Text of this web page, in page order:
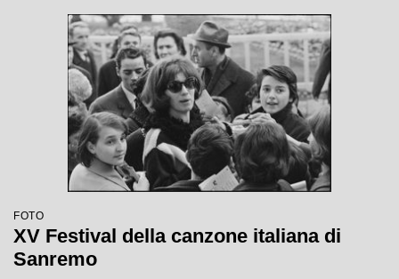
FOTO
XV Festival della canzone italiana di
Sanremo